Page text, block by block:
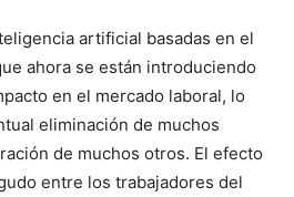
artificial basadas en el
ahora se están introduciendo
en el mercado laboral, lo
eliminación de muchos
de muchos otros. El efecto
entre los trabajadores del